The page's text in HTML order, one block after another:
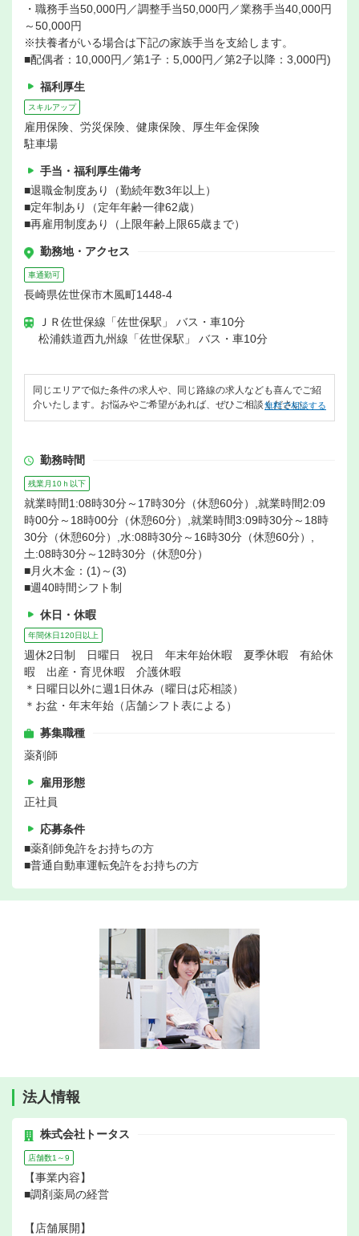
・職務手当50,000円／調整手当50,000円／業務手当40,000円
～50,000円
※扶養者がいる場合は下記の家族手当を支給します。
■配偶者：10,000円／第1子：5,000円／第2子以降：3,000円)
福利厚生
スキルアップ
雇用保険、労災保険、健康保険、厚生年金保険
駐車場
手当・福利厚生備考
■退職金制度あり（勤続年数3年以上）
■定年制あり（定年年齢一律62歳）
■再雇用制度あり（上限年齢上限65歳まで）
勤務地・アクセス
車通勤可
長崎県佐世保市木風町1448-4
ＪＲ佐世保線「佐世保駅」 バス・車10分
松浦鉄道西九州線「佐世保駅」 バス・車10分
同じエリアで似た条件の求人や、同じ路線の求人なども喜んでご紹
介いたします。お悩みやご希望があれば、ぜひご相談ください。
無料で相談する
勤務時間
残業月10ｈ以下
就業時間1:08時30分～17時30分（休憩60分）,就業時間2:09
時00分～18時00分（休憩60分）,就業時間3:09時30分～18時
30分（休憩60分）,水:08時30分～16時30分（休憩60分）,
土:08時30分～12時30分（休憩0分）
■月火木金：(1)～(3)
■週40時間シフト制
休日・休暇
年間休日120日以上
週休2日制 日曜日 祝日 年末年始休暇 夏季休暇 有給休
暇 出産・育児休暇 介護休暇
＊日曜日以外に週1日休み（曜日は応相談）
＊お盆・年末年始（店舗シフト表による）
募集職種
薬剤師
雇用形態
正社員
応募条件
■薬剤師免許をお持ちの方
■普通自動車運転免許をお持ちの方
法人情報
株式会社トータス
店舗数1～9
【事業内容】
■調剤薬局の経営
【店舗展開】